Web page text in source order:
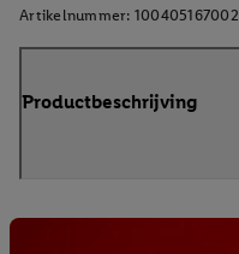
Artikelnummer: 100405167002
Productbeschrijving